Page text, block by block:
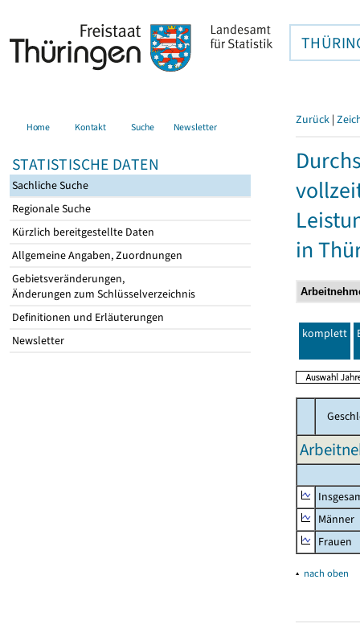
Home Kontakt Suche Newsletter
STATISTISCHE DATEN
Sachliche Suche
Regionale Suche
Kürzlich bereitgestellte Daten
Allgemeine Angaben, Zuordnungen
Gebietsveränderungen,
Änderungen zum Schlüsselverzeichnis
Definitionen und Erläuterungen
Newsletter
Zurück |
in
komplett
Männer
Frauen
▴ nach oben